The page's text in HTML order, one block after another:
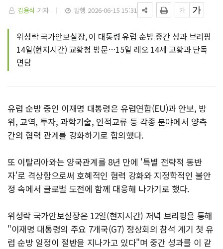
김용식 기자 발행 2026-06-15 15:31
위성락 국가안보실장, 이 대통령 유럽 순방 중간 성과 브리핑
14일(현지시간) 교황청 방문…15일 레오 14세 교황과 단독
면담
유럽 순방 중인 이재명 대통령은 유럽연합(EU)과 안보, 방
위, 교역, 투자, 과학기술, 인적교류 등 각종 분야에서 양측
간의 협력 관계를 강화하기로 합의했다.
또 이탈리아와는 양국관계를 8년 만에 '특별 전략적 동반
자'로 격상함으로써 호혜적인 협력 강화와 지정학적인 불안
정 속에서 글로벌 도전에 함께 대응해 나가기로 했다.
위성락 국가안보실장은 12일(현지시간) 저녁 브리핑을 통해
"이재명 대통령의 주요 7개국(G7) 정상회의 참석 계기 첫 유
럽 순방 일정이 절반을 지나가고 있다"며 중간 성과를 이 같